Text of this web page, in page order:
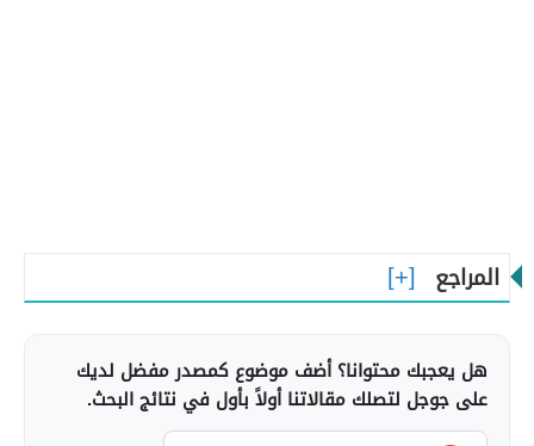
المراجع
هل يعجبك محتوانا؟ أضف موضوع كمصدر مفضل لديك
على جوجل لتصلك مقالاتنا أولاً بأول في نتائج البحث.